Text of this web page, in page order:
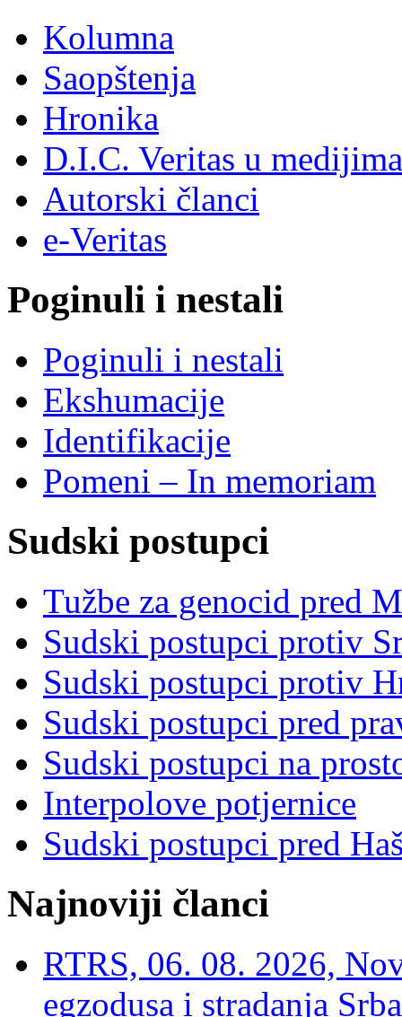
Kolumna
Saopštenja
Hronika
D.I.C. Veritas u medijima
Autorski članci
e-Veritas
Poginuli i nestali
Poginuli i nestali
Ekshumacije
Identifikacije
Pomeni – In memoriam
Sudski postupci
Tužbe za genocid pred
Sudski postupci protiv
Sudski postupci protiv
Sudski postupci pred
Sudski postupci na
Interpolove potjernice
Sudski postupci pred
Najnoviji članci
RTRS, 06. 08. 2026,
egzodusa i stradanja